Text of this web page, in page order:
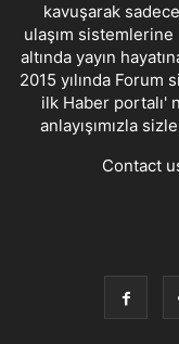
kavuşarak
ulaşım sistemlerine
altında yayın
2015 yılında Forum
ilk Haber portalı'
anlayışımızla
Contact